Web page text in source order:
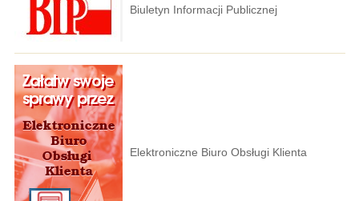
Biuletyn Informacji Publicznej
Elektroniczne Biuro Obsługi Klienta